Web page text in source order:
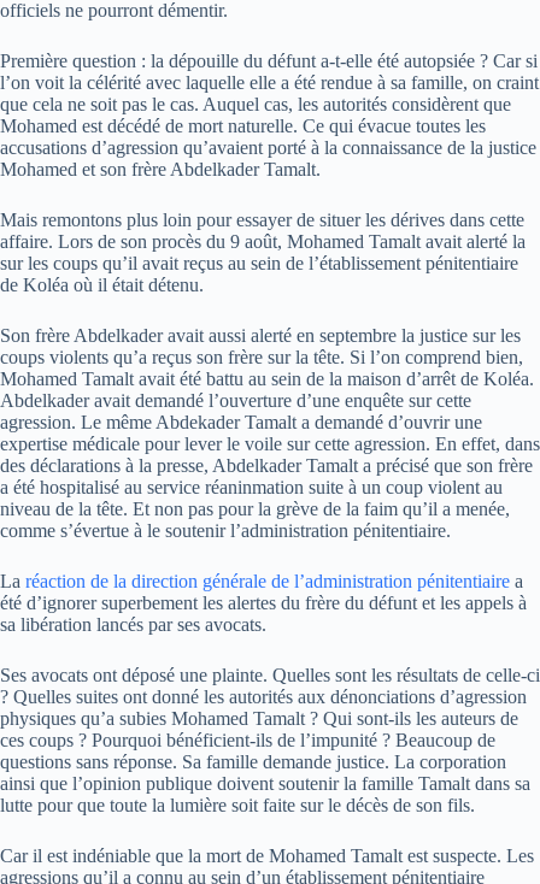
officiels ne pourront démentir.
Première question : la dépouille du défunt a-t-elle été autopsiée ? Car si
l’on voit la célérité avec laquelle elle a été rendue à sa famille, on craint
que cela ne soit pas le cas. Auquel cas, les autorités considèrent que
Mohamed est décédé de mort naturelle. Ce qui évacue toutes les
accusations d’agression qu’avaient porté à la connaissance de la justice
Mohamed et son frère Abdelkader Tamalt.
Mais remontons plus loin pour essayer de situer les dérives dans cette
affaire. Lors de son procès du 9 août, Mohamed Tamalt avait alerté la
sur les coups qu’il avait reçus au sein de l’établissement pénitentiaire
de Koléa où il était détenu.
Son frère Abdelkader avait aussi alerté en septembre la justice sur les
coups violents qu’a reçus son frère sur la tête. Si l’on comprend bien,
Mohamed Tamalt avait été battu au sein de la maison d’arrêt de Koléa.
Abdelkader avait demandé l’ouverture d’une enquête sur cette
agression. Le même Abdekader Tamalt a demandé d’ouvrir une
expertise médicale pour lever le voile sur cette agression. En effet, dans
des déclarations à la presse, Abdelkader Tamalt a précisé que son frère
a été hospitalisé au service réaninmation suite à un coup violent au
niveau de la tête. Et non pas pour la grève de la faim qu’il a menée,
comme s’évertue à le soutenir l’administration pénitentiaire.
La réaction de la direction générale de l’administration pénitentiaire a
été d’ignorer superbement les alertes du frère du défunt et les appels à
sa libération lancés par ses avocats.
Ses avocats ont déposé une plainte. Quelles sont les résultats de celle-ci
? Quelles suites ont donné les autorités aux dénonciations d’agression
physiques qu’a subies Mohamed Tamalt ? Qui sont-ils les auteurs de
ces coups ? Pourquoi bénéficient-ils de l’impunité ? Beaucoup de
questions sans réponse. Sa famille demande justice. La corporation
ainsi que l’opinion publique doivent soutenir la famille Tamalt dans sa
lutte pour que toute la lumière soit faite sur le décès de son fils.
Car il est indéniable que la mort de Mohamed Tamalt est suspecte. Les
agressions qu’il a connu au sein d’un établissement pénitentiaire